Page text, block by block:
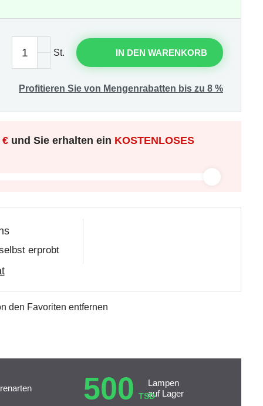
St. IN DEN WARENKORB
Profitieren Sie von Mengenrabatten bis zu 8 %
und Sie erhalten ein KOSTENLOSES
erprobt
den Favoriten entfernen
500 TSD
Lampen
auf Lager